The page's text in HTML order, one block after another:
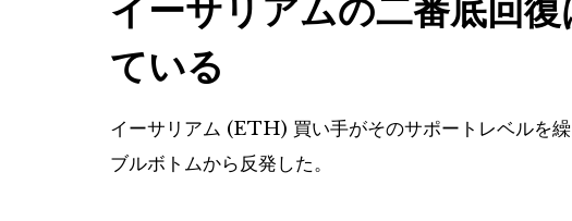
イーサリアムの二番底回
ている
イーサリアム (ETH) 買い手がそのサポートレベルを
ブルボトムから反発した。